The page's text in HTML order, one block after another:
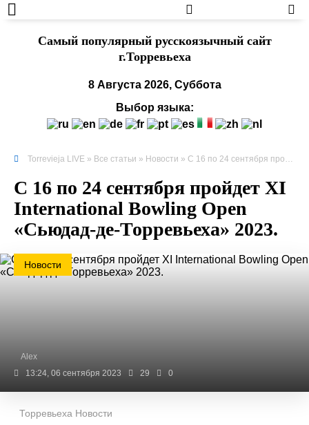
Cамый популярный русскоязычный сайт
г.Торревьеха
8 Августа 2026, Суббота
Выбор языка:
Torrevieja LIVE » Все статьи » Новости » С 16 по 24 сентября пройдет XI International Bowling Open «Сьюдад-де-Торревьеха» 2023.
С 16 по 24 сентября пройдет XI
International Bowling Open
«Сьюдад-де-Торревьеха» 2023.
Новости
Alex
13:24, 06 сентября 2023
29 0
Торревьеха Новости